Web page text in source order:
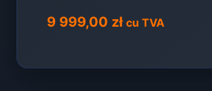
9 999,00 zł cu TVA